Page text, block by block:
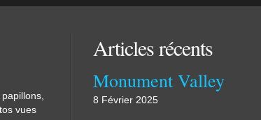
vues
Articles récents
Monument Valley
8 Février 2025